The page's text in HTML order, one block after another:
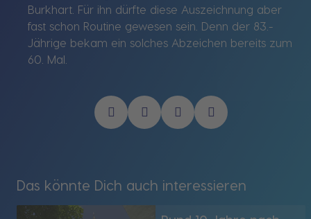
Burkhart. Für ihn dürfte diese Auszeichnung aber
fast schon Routine gewesen sein. Denn der 83.-
Jährige bekam ein solches Abzeichen bereits zum
60. Mal.
Das könnte Dich auch interessieren